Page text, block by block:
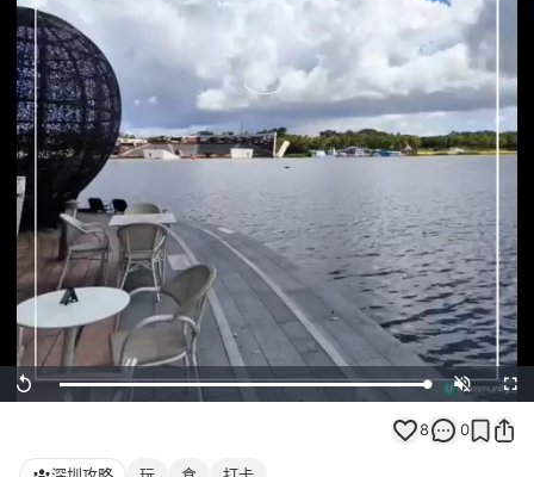
Replay Loaded:
100.00%
Unmute
8 0